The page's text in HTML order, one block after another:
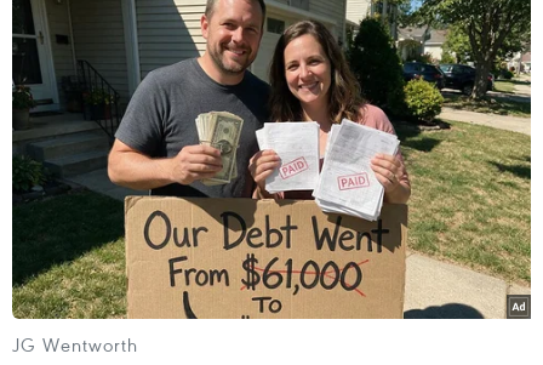
tổ chức này để xác định chuyện gì đang xảy ra ở thành
phố bị bao vây Aleppo.
JG Wentworth